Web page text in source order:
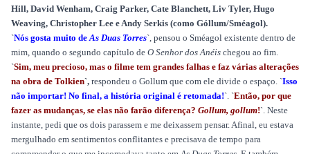
Hill, David Wenham, Craig Parker, Cate Blanchett, Liv Tyler, Hugo
Weaving, Christopher Lee e Andy Serkis (como Góllum/Sméagol).
`Nós gosta muito deAs Duas Torres`, pensou o Sméagol existente dentro de
mim, quando o segundo capítulo de O Senhor dos Anéis chegou ao fim.
`Sim, meu precioso, mas o filme tem grandes falhas e faz várias alterações
na obra de Tolkien`, respondeu o Gollum que com ele divide o espaço. `Isso
não importar! No final, a história original é retomada!`. `Então, por que
fazer as mudanças, se elas não farão diferença? Gollum, gollum!`. Neste
instante, pedi que os dois parassem e me deixassem pensar. Afinal, eu estava
mergulhado em sentimentos conflitantes e precisava de tempo para